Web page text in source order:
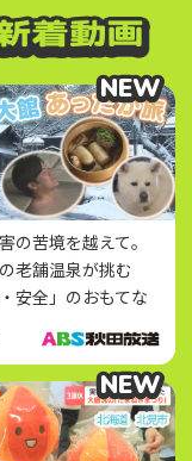
の苦境を越えて。
老舗温泉が挑む
・安全」のおもてな
NEW
NEW
NEW
NEW